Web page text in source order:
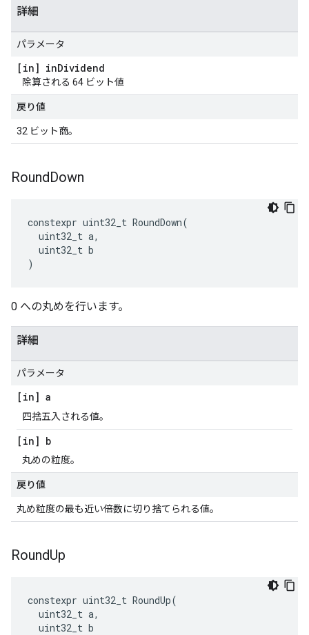
詳細
パラメータ
[in] inDividend
除算される 64 ビット値
戻り値
32 ビット商。
RoundDown
constexpr uint32_t RoundDown(
uint32_t a,
uint32_t b
)
0 への丸めを行います。
詳細
パラメータ
[in] a
四捨五入される値。
[in] b
丸めの粒度。
戻り値
丸め粒度の最も近い倍数に切り捨てられる値。
RoundUp
constexpr uint32_t RoundUp(
uint32_t a,
uint32_t b